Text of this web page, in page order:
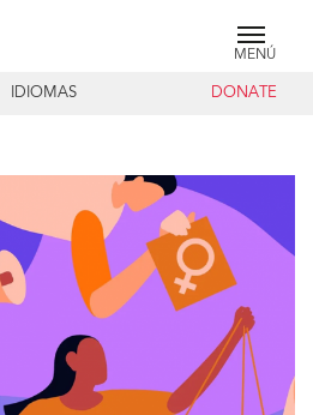
MENÚ
IDIOMAS DONATE